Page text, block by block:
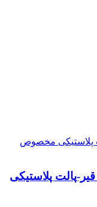
پالت پلاستیکی